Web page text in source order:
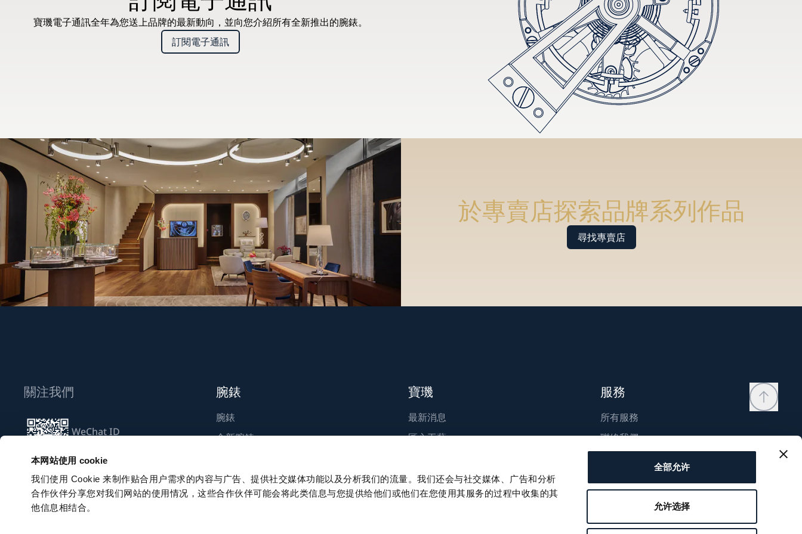
本网站使用 cookie
我们使用 Cookie 来制作贴合用户需求的内容与广告、提供社交媒体功能以及分析我们的流量。我们还会与社交媒体、广告和分析
合作伙伴分享您对我们网站的使用情况，这些合作伙伴可能会将此类信息与您提供给他们或他们在您使用其服务的过程中收集的其
他信息相结合。
全部允许
允许选择
寶璣電子通訊全年為您送上品牌的最新動向，並向您介紹所有全新推出的腕錶。
訂閱電子通訊
於專賣店探索品牌系列作品
尋找專賣店
關注我們
WeChat ID
訂閱電子通訊
腕錶
腕錶
全新腕錶
寶璣
最新消息
匠心工藝
永續發展
職涯發展
服務
所有服務
聯絡我們